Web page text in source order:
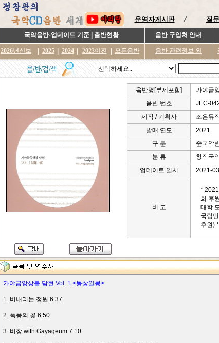
운영자게시판 질
국악음반-업데이트 기준 | 출반현황 음반 구입처 안내
2026년신보 2025 2024 2023이전 모든음반 음반 관련정보 외
음반명[부제포함]
가야금
음반 번호
JEC-
제작 / 기획사
조은뮤
발매 연도
2021
구 분
준국악
분 류
창작국
업데이트 일시
2021-
비 고
*
희 후
대학
국립
후원)
가야금앙상블 담현 Vol. 1 <동상일몽>
1. 비내리는 정원 6:37
2. 폭풍의 곶 6:50
3. 비창 with Gayageum 7:10